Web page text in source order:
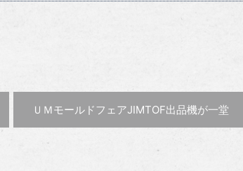
次の記事 :
ＵＭモールドフェアJIMTOF出品機が一堂